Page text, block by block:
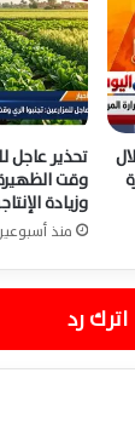
تحذير عاجل
وقت
وزيادة
منذ
اترك رد